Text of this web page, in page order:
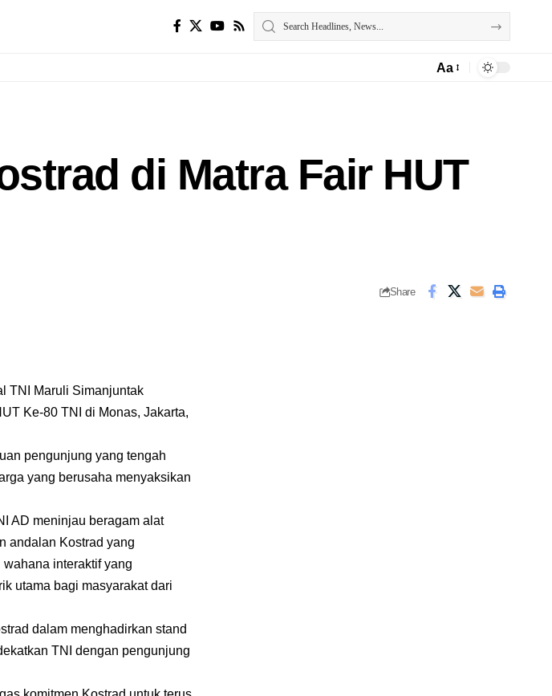
Aa
di Matra Fair HUT
Share
TNI Maruli Simanjuntak
Ke-80 TNI di Monas, Jakarta,
pengunjung yang tengah
yang berusaha menyaksikan
AD meninjau beragam alat
andalan Kostrad yang
interaktif yang
utama bagi masyarakat dari
dalam menghadirkan stand
TNI dengan pengunjung